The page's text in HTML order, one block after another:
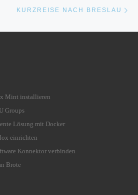
KURZREISE NACH BRESLAU
Mint installieren
Groups
Lösung mit Docker
einrichten
Konnektor verbinden
Brote